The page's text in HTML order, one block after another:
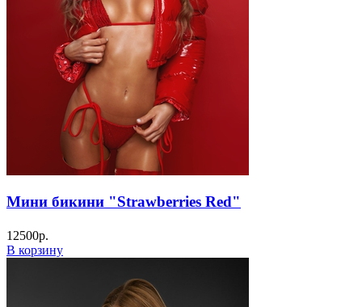
Мини бикини "Strawberries Red"
12500р.
В корзину